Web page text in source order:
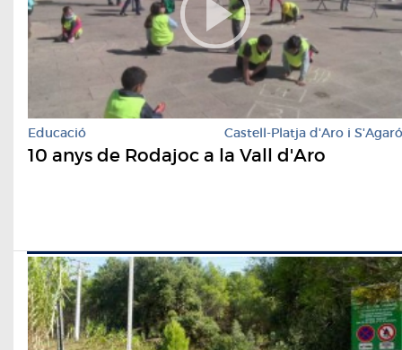
Educació Castell-Platja d'Aro i S'Agaró
10 anys de Rodajoc a la Vall d'Aro